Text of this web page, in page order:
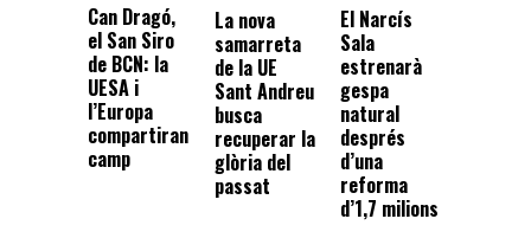
Can Dragó,
el San Siro
de BCN: la
UESA i
l’Europa
compartiran
camp
La nova
samarreta
de la UE
Sant Andreu
busca
recuperar la
glòria del
passat
El Narcís
Sala
estrenarà
gespa
natural
després
d’una
reforma
d’1,7 milions